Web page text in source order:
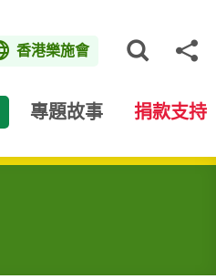
香港樂施會
專題故事 捐款支持